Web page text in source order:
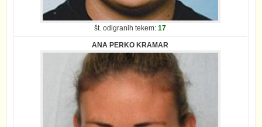
št. odigranih tekem:17
ANA PERKO KRAMAR